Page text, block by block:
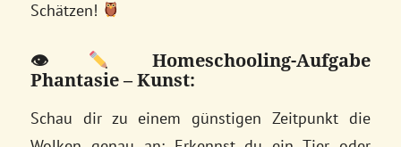
Schätzen!
👁
Homeschooling-Aufgabe
Phantasie – Kunst:
Schau dir zu einem günstigen Zeitpunkt die